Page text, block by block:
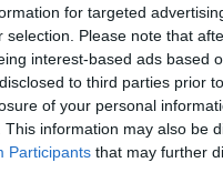
for targeted
selection. Please note that
interest-based ads based
to third parties prior
of your personal
This information may also be
Participants that may further
3 4 4 15 18 2 2
3 3 5 19 27 1 0